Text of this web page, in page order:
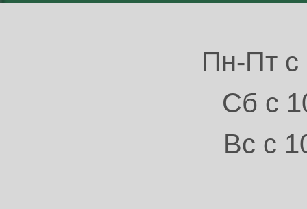
Пн-Пт с
Сб с
Вс с